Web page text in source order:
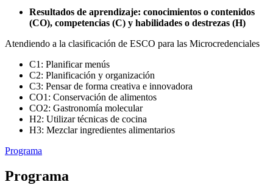
Resultados de aprendizaje: conocimientos o contenidos
(CO), competencias (C) y habilidades o destrezas (H)
Atendiendo a la clasificación de ESCO para las Microcredenciales
C1: Planificar menús
C2: Planificación y organización
C3: Pensar de forma creativa e innovadora
CO1: Conservación de alimentos
CO2: Gastronomía molecular
H2: Utilizar técnicas de cocina
H3: Mezclar ingredientes alimentarios
Programa
Programa